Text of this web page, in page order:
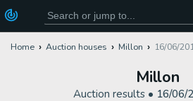
Home Auction houses Millon 16/06/
Millon
Auction results • 16/06/